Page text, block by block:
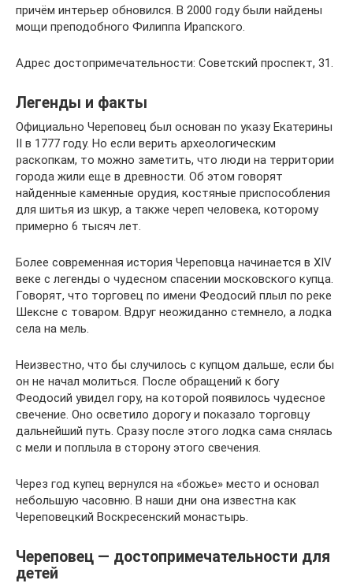
причём интерьер обновился. В 2000 году были найдены
мощи преподобного Филиппа Ирапского.
Адрес достопримечательности: Советский проспект, 31.
Легенды и факты
Официально Череповец был основан по указу Екатерины
II в 1777 году. Но если верить археологическим
раскопкам, то можно заметить, что люди на территории
города жили еще в древности. Об этом говорят
найденные каменные орудия, костяные приспособления
для шитья из шкур, а также череп человека, которому
примерно 6 тысяч лет.
Более современная история Череповца начинается в XIV
веке с легенды о чудесном спасении московского купца.
Говорят, что торговец по имени Феодосий плыл по реке
Шексне с товаром. Вдруг неожиданно стемнело, а лодка
села на мель.
Неизвестно, что бы случилось с купцом дальше, если бы
он не начал молиться. После обращений к богу
Феодосий увидел гору, на которой появилось чудесное
свечение. Оно осветило дорогу и показало торговцу
дальнейший путь. Сразу после этого лодка сама снялась
с мели и поплыла в сторону этого свечения.
Через год купец вернулся на «божье» место и основал
небольшую часовню. В наши дни она известна как
Череповецкий Воскресенский монастырь.
Череповец — достопримечательности для
детей